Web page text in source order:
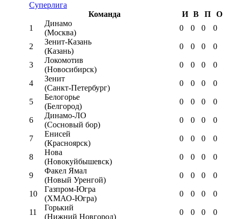
Суперлига
Команда
И В П
О
1
Динамо
(Москва)
0 0 0 0
2
Зенит-Казань
(Казань)
0 0 0 0
3
Локомотив
(Новосибирск)
0 0 0 0
4
Зенит
(Санкт-Петербург)
0 0 0 0
5
Белогорье
(Белгород)
0 0 0 0
6
Динамо-ЛО
(Сосновый бор)
0 0 0 0
7
Енисей
(Красноярск)
0 0 0 0
8
Нова
(Новокуйбышевск)
0 0 0 0
9
Факел Ямал
(Новый Уренгой)
0 0 0 0
10
Газпром-Югра
(ХМАО-Югра)
0 0 0 0
11
Горький
(Нижний Новгород)
0 0 0 0